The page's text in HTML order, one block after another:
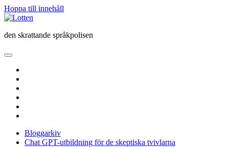
Hoppa till innehåll
Lotten
den skrattande språkpolisen
öppna
meny
Bloggarkiv
Chat GPT-utbildning för de skeptiska tvivlarna